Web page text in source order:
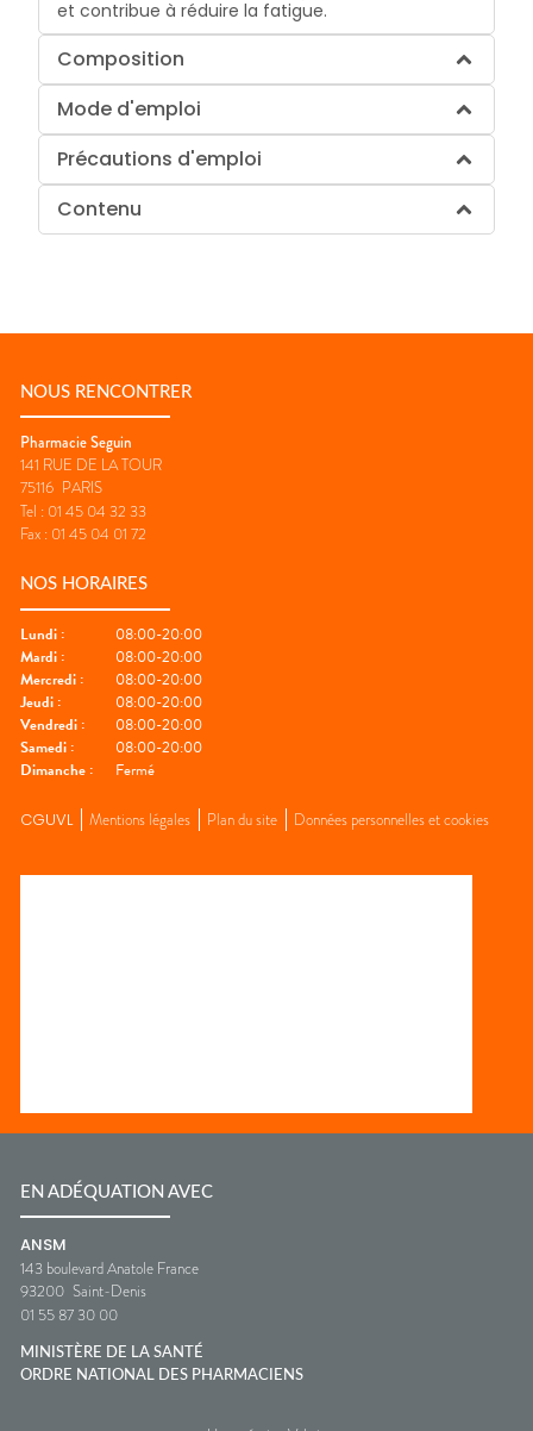
et contribue à réduire la fatigue.
Composition
Mode d'emploi
Précautions d'emploi
Contenu
NOUS RENCONTRER
Pharmacie Seguin
141 RUE DE LA TOUR
75116 PARIS
Tel : 01 45 04 32 33
Fax : 01 45 04 01 72
NOS HORAIRES
Lundi :
08:00-20:00
Mardi :
08:00-20:00
Mercredi :
08:00-20:00
Jeudi :
08:00-20:00
Vendredi :
08:00-20:00
Samedi :
08:00-20:00
Dimanche : Fermé
CGUVL Mentions légales Plan du site Données personnelles et cookies
EN ADÉQUATION AVEC
ANSM
143 boulevard Anatole France
93200 Saint-Denis
01 55 87 30 00
MINISTÈRE DE LA SANTÉ
ORDRE NATIONAL DES PHARMACIENS